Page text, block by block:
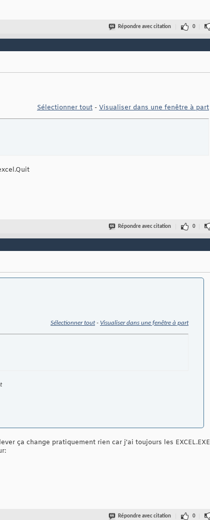
Répondre avec citation 0
Sélectionner tout - Visualiser dans une fenêtre à part
Répondre avec citation 0
Sélectionner tout- Visualiser dans une fenêtre à part
ça change pratiquement rien car j'ai toujours les EXCEL.EXE
Répondre avec citation 0